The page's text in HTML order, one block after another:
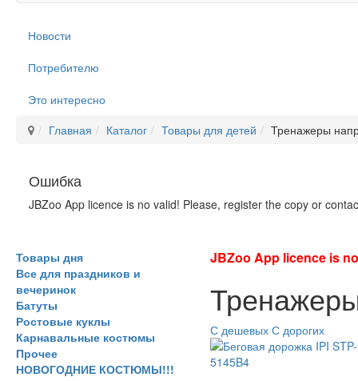
Новости
Потребителю
Это интересно
Главная
Каталог Товары для детей Тренажеры
Ошибка
JBZoo App licence is no valid! Please, register the copy or
Товары дня
Все для праздников и
вечеринок
Батуты
Ростовые куклы
Карнавальные костюмы
Прочее
НОВОГОДНИЕ КОСТЮМЫ!!!
JBZoo App licence is
С дешевых С дорогих